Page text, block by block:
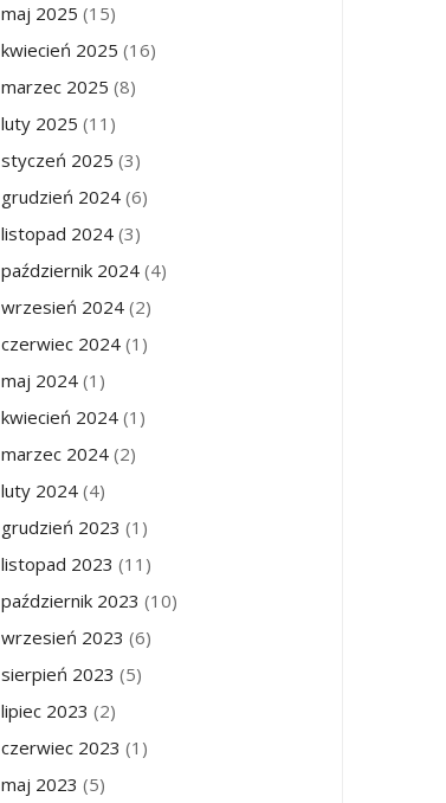
maj 2025 (15)
kwiecień 2025 (16)
marzec 2025 (8)
luty 2025 (11)
styczeń 2025 (3)
grudzień 2024 (6)
listopad 2024 (3)
październik 2024 (4)
wrzesień 2024 (2)
czerwiec 2024 (1)
maj 2024 (1)
kwiecień 2024 (1)
marzec 2024 (2)
luty 2024 (4)
grudzień 2023 (1)
listopad 2023 (11)
październik 2023 (10)
wrzesień 2023 (6)
sierpień 2023 (5)
lipiec 2023 (2)
czerwiec 2023 (1)
maj 2023 (5)